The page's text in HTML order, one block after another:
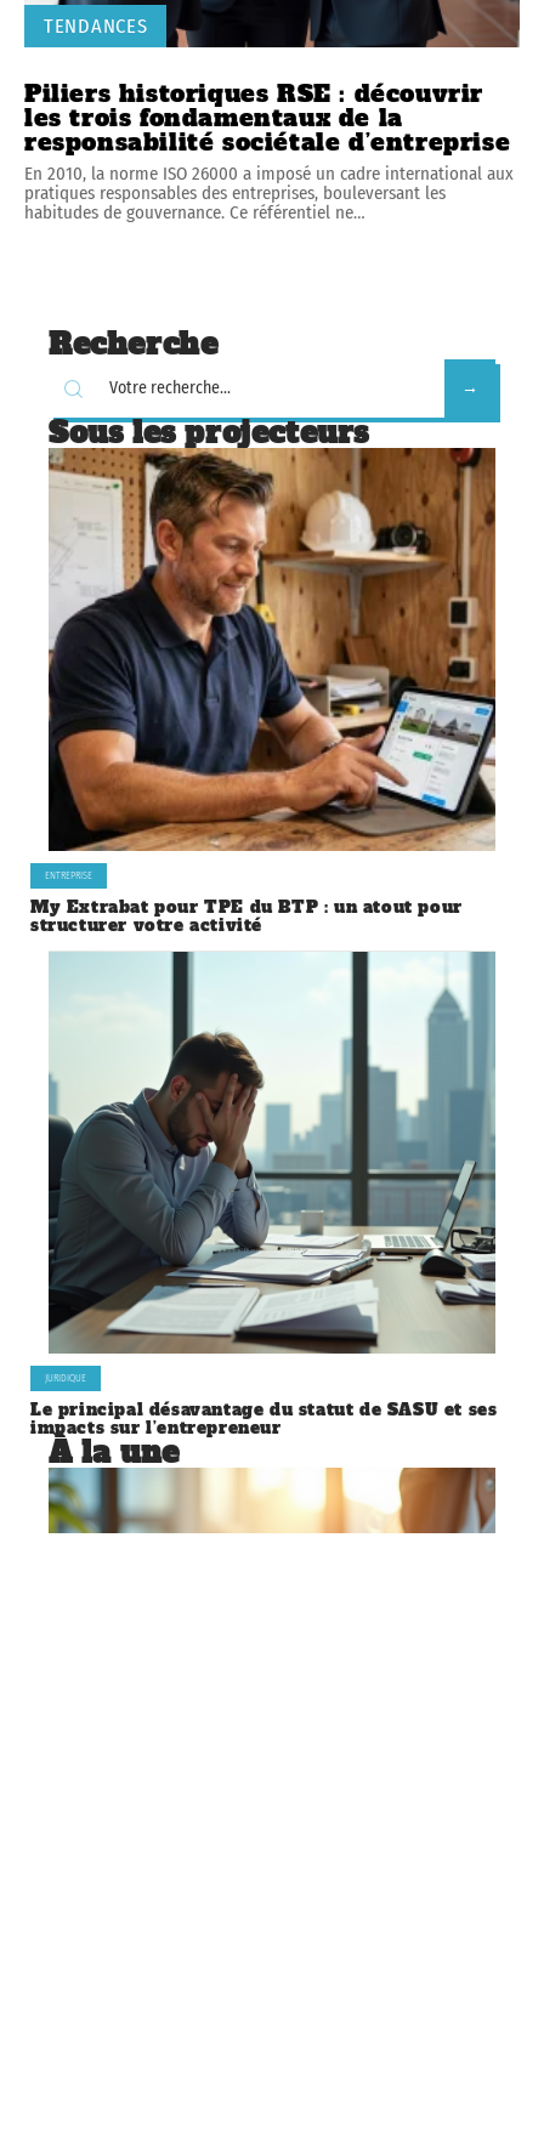
TENDANCES
Piliers historiques RSE : découvrir
les trois fondamentaux de la
responsabilité sociétale d’entreprise
En 2010, la norme ISO 26000 a imposé un cadre international aux
pratiques responsables des entreprises, bouleversant les
habitudes de gouvernance. Ce référentiel ne…
Recherche
Sous les projecteurs
ENTREPRISE
My Extrabat pour TPE du BTP : un atout pour
structurer votre activité
JURIDIQUE
Le principal désavantage du statut de SASU et ses
impacts sur l’entrepreneur
À la une